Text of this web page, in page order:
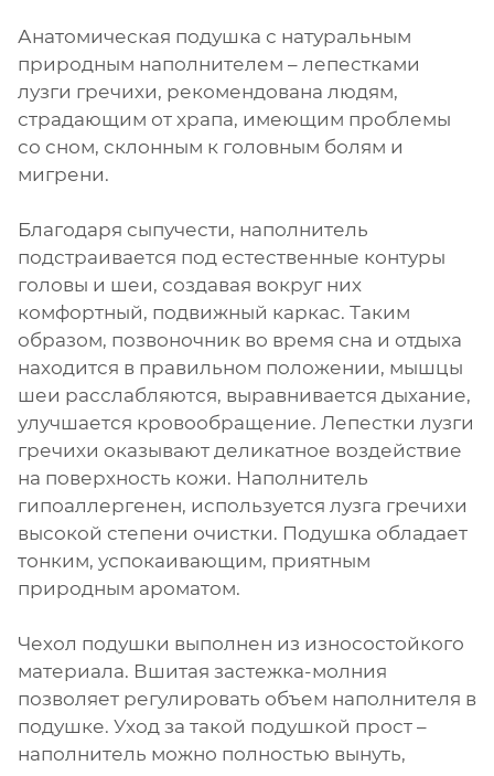
Анатомическая подушка с натуральным
природным наполнителем – лепестками
лузги гречихи, рекомендована людям,
страдающим от храпа, имеющим проблемы
со сном, склонным к головным болям и
мигрени.
Благодаря сыпучести, наполнитель
подстраивается под естественные контуры
головы и шеи, создавая вокруг них
комфортный, подвижный каркас. Таким
образом, позвоночник во время сна и отдыха
находится в правильном положении, мышцы
шеи расслабляются, выравнивается дыхание,
улучшается кровообращение. Лепестки лузги
гречихи оказывают деликатное воздействие
на поверхность кожи. Наполнитель
гипоаллергенен, используется лузга гречихи
высокой степени очистки. Подушка обладает
тонким, успокаивающим, приятным
природным ароматом.
Чехол подушки выполнен из износостойкого
материала. Вшитая застежка-молния
позволяет регулировать объем наполнителя в
подушке. Уход за такой подушкой прост –
наполнитель можно полностью вынуть,